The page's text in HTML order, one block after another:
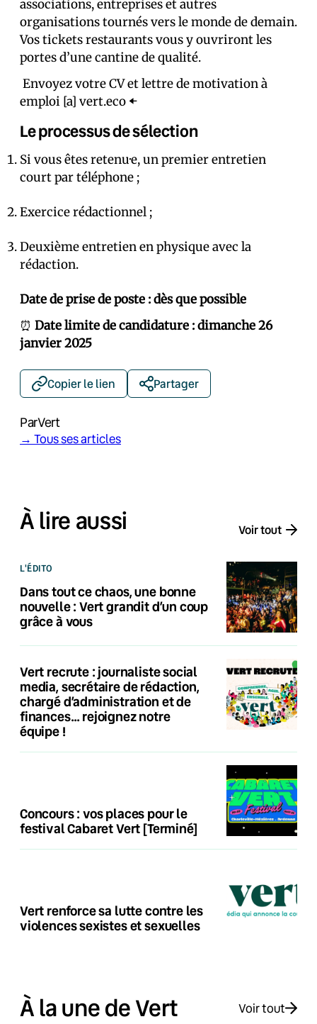
associations, entreprises et autres
organisations tournés vers le monde de demain.
Vos tickets restaurants vous y ouvriront les
portes d’une cantine de qualité.
Envoyez votre CV et lettre de motivation à
emploi [a] vert.eco ⬅️
Le processus de sélection
Si vous êtes retenu·e, un premier entretien
court par téléphone ;
Exercice rédactionnel ;
Deuxième entretien en physique avec la
rédaction.
Date de prise de poste : dès que possible
⏰ Date limite de candidature : dimanche 26
janvier 2025
Copier le lien Partager
ParVert
→ Tous ses articles
À lire aussi Voir tout
L'ÉDITO
Dans tout ce chaos, une bonne
nouvelle : Vert grandit d’un coup
grâce à vous
Vert recrute : journaliste social
media, secrétaire de rédaction,
chargé d’administration et de
finances… rejoignez notre
équipe !
Concours : vos places pour le
festival Cabaret Vert [Terminé]
Vert renforce sa lutte contre les
violences sexistes et sexuelles
À la une de Vert Voir tout